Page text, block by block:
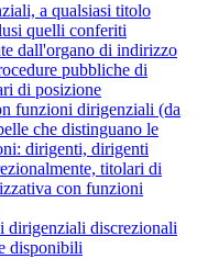
a qualsiasi titolo
quelli conferiti
dall'organo di indirizzo
pubbliche di
di posizione
funzioni dirigenziali (da
che distinguano le
dirigenti, dirigenti
titolari di
con funzioni
dirigenziali discrezionali
disponibili